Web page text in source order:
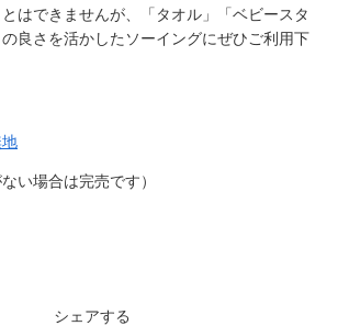
はできませんが、「タオル」「ベビースタ
良さを活かしたソーイングにぜひご利用下
い場合は完売です）
シェアする